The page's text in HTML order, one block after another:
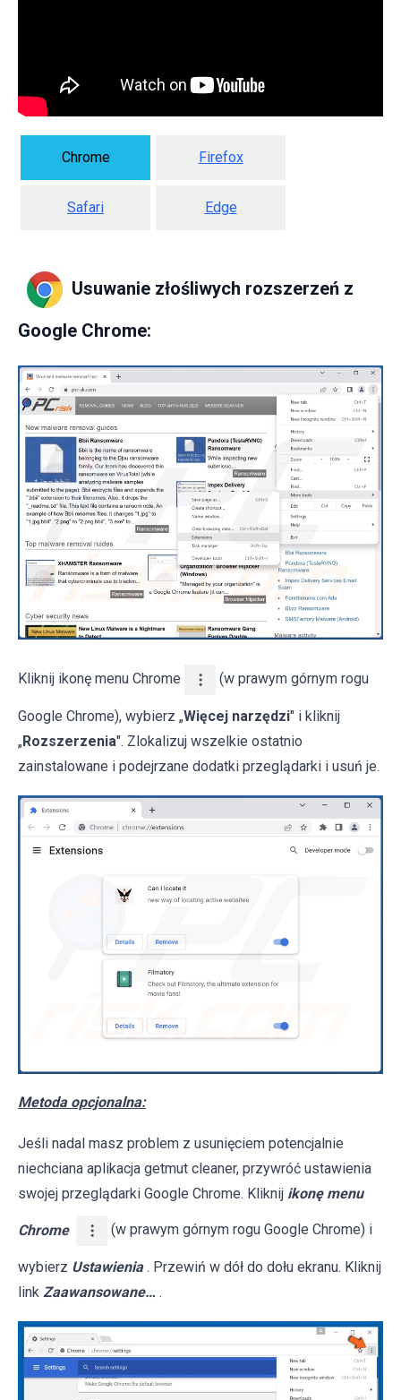
Chrome Firefox
Safari Edge
Usuwanie złośliwych rozszerzeń z
Google Chrome:
Kliknij ikonę menu Chrome (w prawym górnym rogu
Google Chrome), wybierz „Więcej narzędzi" i kliknij
„Rozszerzenia". Zlokalizuj wszelkie ostatnio
zainstalowane i podejrzane dodatki przeglądarki i usuń je.
Metoda opcjonalna:
Jeśli nadal masz problem z usunięciem potencjalnie
niechciana aplikacja getmut cleaner, przywróć ustawienia
swojej przeglądarki Google Chrome. Kliknij ikonę menu
Chrome (w prawym górnym rogu Google Chrome) i
wybierz Ustawienia . Przewiń w dół do dołu ekranu. Kliknij
link Zaawansowane… .